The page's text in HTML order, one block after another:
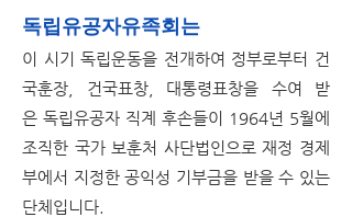
독립유공자유족회는
이 시기 독립운동을 전개하여 정부로부터 건
국훈장, 건국표창, 대통령표창을 수여 받
은 독립유공자 직계 후손들이 1964년 5월에
조직한 국가 보훈처 사단법인으로재정 경제
부에서 지정한 공익성 기부금을 받을 수 있는
단체입니다.